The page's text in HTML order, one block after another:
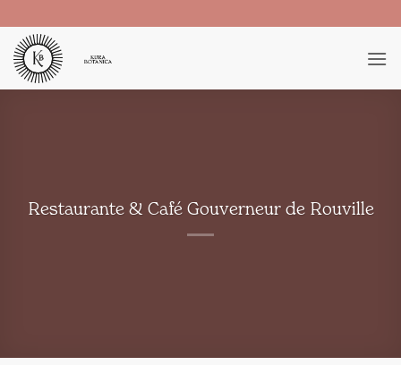
al
contenido
Restaurante & Café Gouverneur de Rouville